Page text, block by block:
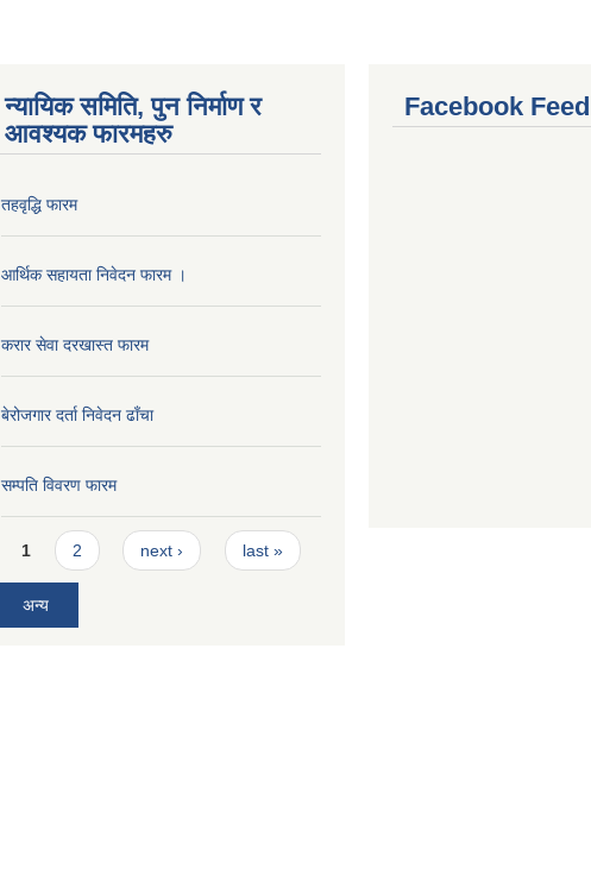
न्यायिक समिति, पुन निर्माण र
आवश्यक फारमहरु
तहवृद्धि फारम
आर्थिक सहायता निवेदन फारम ।
करार सेवा दरखास्त फारम
बेरोजगार दर्ता निवेदन ढाँचा
सम्पति विवरण फारम
Pages
1 2 next › last »
अन्य
Facebook Feed